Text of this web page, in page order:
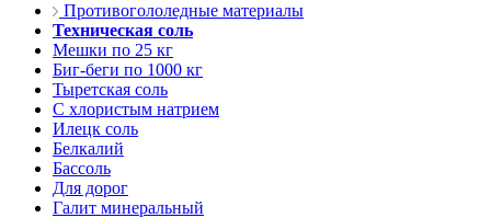
Противогололедные материалы
Техническая соль
Мешки по 25 кг
Биг-беги по 1000 кг
Тыретская соль
С хлористым натрием
Илецк соль
Белкалий
Бассоль
Для дорог
Галит минеральный